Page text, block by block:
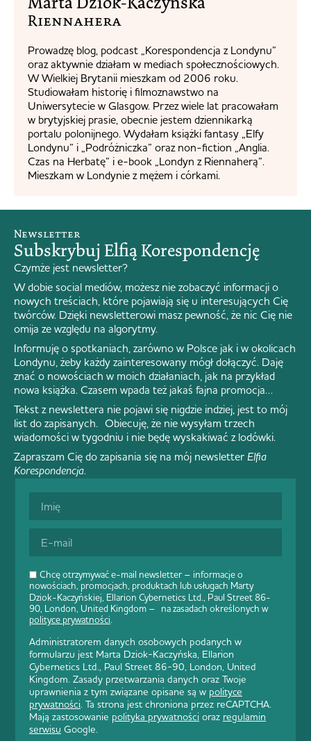
Riennahera​
Prowadzę blog, podcast „Korespondencja z Londynu”
oraz aktywnie działam w mediach społecznościowych.
W Wielkiej Brytanii mieszkam od 2006 roku.
Studiowałam historię i filmoznawstwo na
Uniwersytecie w Glasgow. Przez wiele lat pracowałam
w brytyjskiej prasie, obecnie jestem dziennikarką
portalu polonijnego. Wydałam książki fantasy „Elfy
Londynu” i „Podróżniczka” oraz non-fiction „Anglia.
Czas na Herbatę” i e-book „Londyn z Riennaherą”.
Mieszkam w Londynie z mężem i córkami.
Chcę otrzymywać e-mail newsletter – informacje o
nowościach, promocjach, produktach lub usługach Marty
Dziok-Kaczyńskiej, Ellarion Cybernetics Ltd., Paul Street 86-
90, London, United Kingdom – na zasadach określonych w
polityce prywatności.
Administratorem danych osobowych podanych w
formularzu jest Marta Dziok-Kaczyńska, Ellarion
Cybernetics Ltd., Paul Street 86-90, London, United
Kingdom. Zasady przetwarzania danych oraz Twoje
uprawnienia z tym związane opisane są w polityce
prywatności. Ta strona jest chroniona przez reCAPTCHA.
Mają zastosowanie polityka prywatności oraz regulamin
serwisu Google.
Newsletter
Subskrybuj Elfią Korespondencję
Czymże jest newsletter?
W dobie social mediów, możesz nie zobaczyć informacji o
nowych treściach, które pojawiają się u interesujących Cię
twórców. Dzięki newsletterowi masz pewność, że nic Cię nie
omija ze względu na algorytmy.
Informuję o spotkaniach, zarówno w Polsce jak i w okolicach
Londynu, żeby każdy zainteresowany mógł dołączyć. Daję
znać o nowościach w moich działaniach, jak na przykład
nowa książka. Czasem wpada też jakaś fajna promocja…
Tekst z newslettera nie pojawi się nigdzie indziej, jest to mój
list do zapisanych. Obiecuję, że nie wysyłam trzech
wiadomości w tygodniu i nie będę wyskakiwać z lodówki.
Zapraszam Cię do zapisania się na mój newsletter Elfia
Korespondencja.